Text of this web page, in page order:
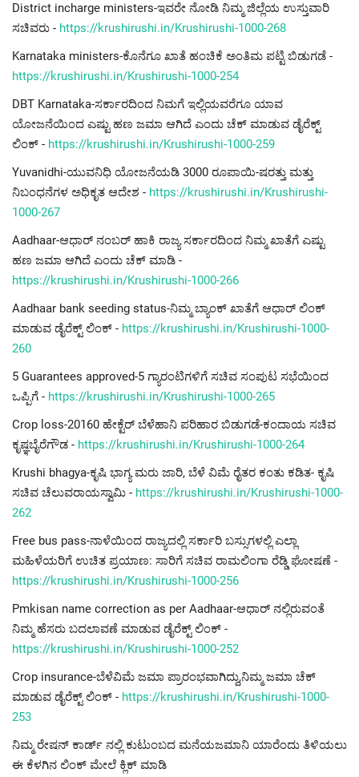
District incharge ministers-ಇವರೇ ನೋಡಿ ನಿಮ್ಮ ಜಿಲ್ಲೆಯ ಉಸ್ತುವಾರಿ
ಸಚಿವರು - https://krushirushi.in/Krushirushi-1000-268
Karnataka ministers-ಕೊನೆಗೂ ಖಾತೆ ಹಂಚಿಕೆ ಅಂತಿಮ ಪಟ್ಟಿ ಬಿಡುಗಡೆ -
https://krushirushi.in/Krushirushi-1000-254
DBT Karnataka-ಸರ್ಕಾರದಿಂದ ನಿಮಗೆ ಇಲ್ಲಿಯವರೆಗೂ ಯಾವ
ಯೋಜನೆಯಿಂದ ಎಷ್ಟು ಹಣ ಜಮಾ ಆಗಿದೆ ಎಂದು ಚೆಕ್ ಮಾಡುವ ಡೈರೆಕ್ಟ್
ಲಿಂಕ್ - https://krushirushi.in/Krushirushi-1000-259
Yuvanidhi-ಯುವನಿಧಿ ಯೋಜನೆಯಡಿ 3000 ರೂಪಾಯಿ-ಷರತ್ತು ಮತ್ತು
ನಿಬಂಧನೆಗಳ ಅಧಿಕೃತ ಆದೇಶ - https://krushirushi.in/Krushirushi-
1000-267
Aadhaar-ಆಧಾರ್ ನಂಬರ್ ಹಾಕಿ ರಾಜ್ಯ ಸರ್ಕಾರದಿಂದ ನಿಮ್ಮ ಖಾತೆಗೆ ಎಷ್ಟು
ಹಣ ಜಮಾ ಆಗಿದೆ ಎಂದು ಚೆಕ್ ಮಾಡಿ -
https://krushirushi.in/Krushirushi-1000-266
Aadhaar bank seeding status-ನಿಮ್ಮ ಬ್ಯಾಂಕ್ ಖಾತೆಗೆ ಆಧಾರ್ ಲಿಂಕ್
ಮಾಡುವ ಡೈರೆಕ್ಟ್ ಲಿಂಕ್ - https://krushirushi.in/Krushirushi-1000-
260
5 Guarantees approved-5 ಗ್ಯಾರಂಟಿಗಳಿಗೆ ಸಚಿವ ಸಂಪುಟ ಸಭೆಯಿಂದ
ಒಪ್ಪಿಗೆ - https://krushirushi.in/Krushirushi-1000-265
Crop loss-20160 ಹೇಕ್ಟೆರ್ ಬೆಳೆಹಾನಿ ಪರಿಹಾರ ಬಿಡುಗಡೆ-ಕಂದಾಯ ಸಚಿವ
ಕೃಷ್ಞಬೈರೆಗೌಡ - https://krushirushi.in/Krushirushi-1000-264
Krushi bhagya-ಕೃಷಿ ಭಾಗ್ಯ ಮರು ಜಾರಿ, ಬೆಳೆ ವಿಮೆ ರೈತರ ಕಂತು ಕಡಿತ- ಕೃಷಿ
ಸಚಿವ ಚೆಲುವರಾಯಸ್ವಾಮಿ - https://krushirushi.in/Krushirushi-1000-
262
Free bus pass-ನಾಳೆಯಿಂದ ರಾಜ್ಯದಲ್ಲಿ ಸರ್ಕಾರಿ ಬಸ್ಸುಗಳಲ್ಲಿ ಎಲ್ಲಾ
ಮಹಿಳೆಯರಿಗೆ ಉಚಿತ ಪ್ರಯಾಣ: ಸಾರಿಗೆ ಸಚಿವ ರಾಮಲಿಂಗಾ ರೆಡ್ಡಿ ಘೋಷಣೆ -
https://krushirushi.in/Krushirushi-1000-256
Pmkisan name correction as per Aadhaar-ಆಧಾರ್ ನಲ್ಲಿರುವಂತೆ
ನಿಮ್ಮ ಹೆಸರು ಬದಲಾವಣೆ ಮಾಡುವ ಡೈರೆಕ್ಟ್ ಲಿಂಕ್ -
https://krushirushi.in/Krushirushi-1000-252
Crop insurance-ಬೆಳೆವಿಮೆ ಜಮಾ ಪ್ರಾರಂಭವಾಗಿದ್ದು,ನಿಮ್ಮ ಜಮಾ ಚೆಕ್
ಮಾಡುವ ಡೈರೆಕ್ಟ್ ಲಿಂಕ್ - https://krushirushi.in/Krushirushi-1000-
253
ನಿಮ್ಮ ರೇಷನ್ ಕಾರ್ಡ್ ನಲ್ಲಿ ಕುಟುಂಬದ ಮನೆಯಜಮಾನಿ ಯಾರೆಂದು ತಿಳಿಯಲು
ಈ ಕೆಳಗಿನ ಲಿಂಕ್ ಮೇಲೆ ಕ್ಲಿಕ್ ಮಾಡಿ